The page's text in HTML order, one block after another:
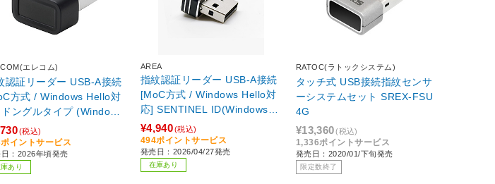
エレコム)
認証リーダー USB-A接続
方式 / Windows Hello対
ングルタイプ (Windows
応) ブラック CR-FI01UB
(税込)
イントサービス
：2026年頃発売
あり
AREA
指紋認証リーダー USB-A接続
[MoC方式 / Windows Hello対
応] SENTINEL ID(Windows11
対応) ブラック SD-FINGER01
-B
¥4,940(税込)
494ポイントサービス
発売日：2026/04/27発売
在庫あり
RATOC(ラトックシステム)
タッチ式 USB接続指紋センサ
ーシステムセット SREX-FSU
4G
¥13,360(税込)
1,336ポイントサービス
発売日：2020/01/下旬発売
限定数終了